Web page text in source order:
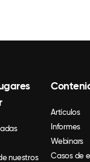
nuestros
Artículos
Informes
Webinars
Casos de